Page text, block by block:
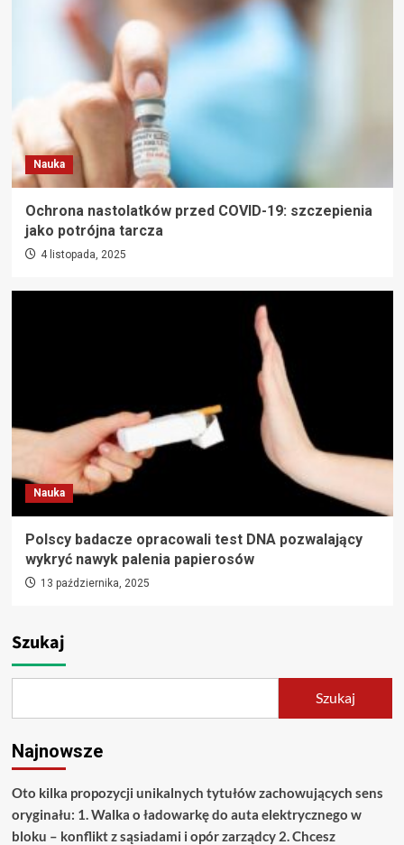
Nauka
Ochrona nastolatków przed COVID-19: szczepienia
jako potrójna tarcza
4 listopada, 2025
Nauka
Polscy badacze opracowali test DNA pozwalający
wykryć nawyk palenia papierosów
13 października, 2025
Szukaj
Szukaj
Najnowsze
Oto kilka propozycji unikalnych tytułów zachowujących sens
oryginału: 1. Walka o ładowarkę do auta elektrycznego w
bloku – konflikt z sąsiadami i opór zarządcy 2. Chcesz